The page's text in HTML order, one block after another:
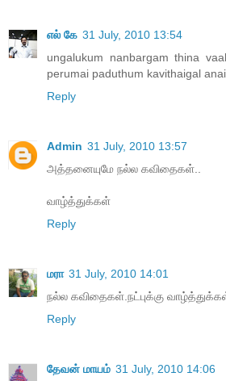
எல் கே 31 July, 2010 13:54
ungalukum nanbargam thina
perumai paduthum kavithaigal
Reply
Admin 31 July, 2010 13:57
அத்தனையுமே நல்ல கவிதைகள்..
வாழ்த்துக்கள்
Reply
மரா 31 July, 2010 14:01
நல்ல கவிதைகள்.நட்புக்கு
Reply
தேவன் மாயம் 31 July, 2010 14:06